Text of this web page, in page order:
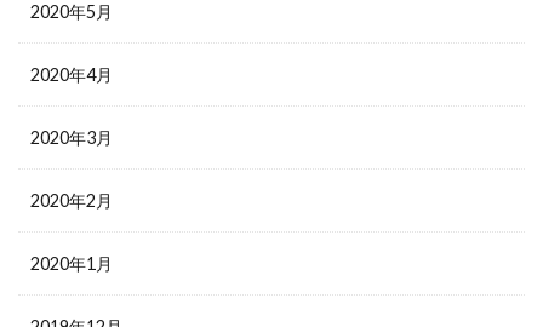
2020年5月
2020年4月
2020年3月
2020年2月
2020年1月